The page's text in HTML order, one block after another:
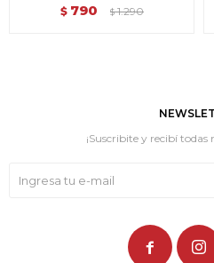
$ 790 $ 1.290
¡Suscribite y recibí todas
 